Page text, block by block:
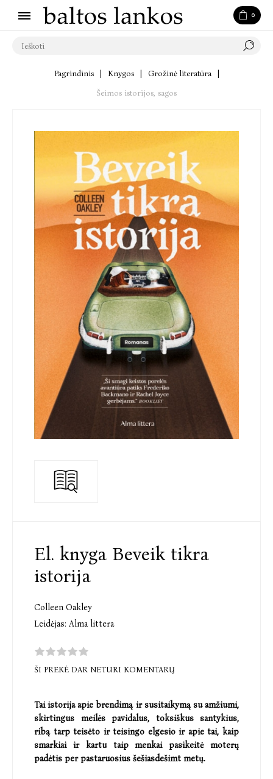
0
Pagrindinis Knygos Grožinė literatūra
Šeimos istorijos, sagos
El. knyga Beveik tikra
istorija
Colleen Oakley
Leidėjas: Alma littera
ŠI PREKĖ DAR NETURI KOMENTARŲ
Tai istorija apie brendimą ir susitaikymą su amžiumi,
skirtingus meilės pavidalus, toksiškus santykius,
ribą tarp teisėto ir teisingo elgesio ir apie tai, kaip
smarkiai ir kartu taip menkai pasikeitė moterų
padėtis per pastaruosius šešiasdešimt metų.